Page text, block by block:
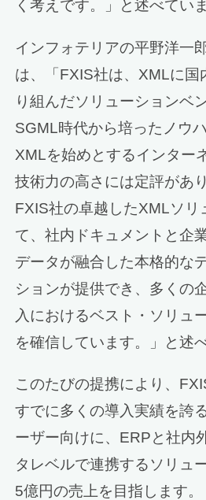
く考えです。」と述べていま
インフォテリアの平野洋一
は、「FXIS社は、XMLに国
り組んだソリューションベ
SGML時代から培ったノウ
XMLを始めとするインター
技術力の高さには定評があ
FXIS社の卓越したXMLソリ
て、社内ドキュメントと企
データが融合した本格的な
ションが提供でき、多くの
入におけるベスト・ソリュ
を確信しています。」と述
このたびの提携により、
すでに多くの導入実績を誇
ーザー向けに、ERPと社内
タレベルで連携するソリュ
5億円の売上を目指します。